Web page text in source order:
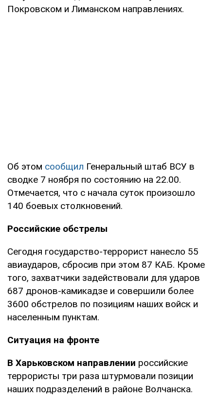
Покровском и Лиманском направлениях.
Об этом сообщил Генеральный штаб ВСУ в
сводке 7 ноября по состоянию на 22.00.
Отмечается, что с начала суток произошло
140 боевых столкновений.
Российские обстрелы
Сегодня государство-террорист нанесло 55
авиаударов, сбросив при этом 87 КАБ. Кроме
того, захватчики задействовали для ударов
687 дронов-камикадзе и совершили более
3600 обстрелов по позициям наших войск и
населенным пунктам.
Ситуация на фронте
В Харьковском направлении российские
террористы три раза штурмовали позиции
наших подразделений в районе Волчанска.